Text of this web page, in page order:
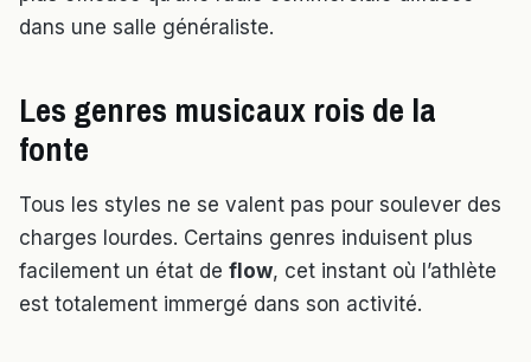
dans une salle généraliste.
Les genres musicaux rois de la
fonte
Tous les styles ne se valent pas pour soulever des
charges lourdes. Certains genres induisent plus
facilement un état de flow, cet instant où l’athlète
est totalement immergé dans son activité.